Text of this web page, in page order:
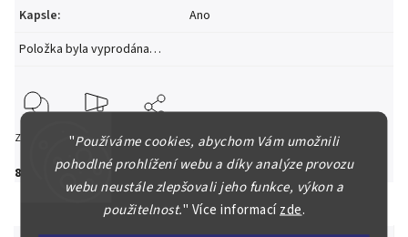
"Používáme cookies, abychom Vám umožnili
pohodlné prohlížení webu a díky analýze provozu
webu neustále zlepšovali jeho funkce, výkon a
použitelnost." Více informacízde.
800 Kč
Kapsle:
Ano
Položka byla vyprodána…
Zeptat se Hlídat Sdílet